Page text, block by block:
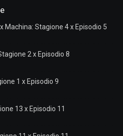
Machina: Stagione 4 x Episodio 5
2 x Episodio 8
1 x Episodio 9
13 x Episodio 11